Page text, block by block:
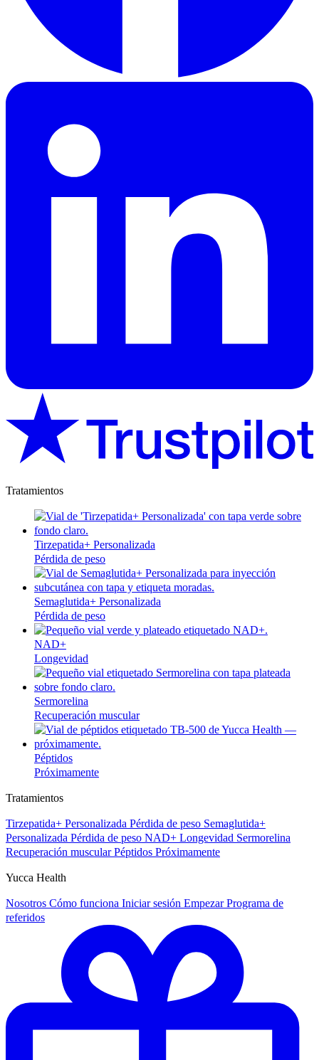
Tratamientos
Tirzepatida+ Personalizada
Pérdida de peso
Semaglutida+ Personalizada
Pérdida de peso
NAD+
Longevidad
Sermorelina
Recuperación muscular
Péptidos
Próximamente
Tratamientos
Tirzepatida+ Personalizada Pérdida de peso Semaglutida+
Personalizada Pérdida de peso NAD+ Longevidad Sermorelina
Recuperación muscularPéptidos Próximamente
Yucca Health
Nosotros Cómo funciona Iniciar sesión EmpezarPrograma de
referidos